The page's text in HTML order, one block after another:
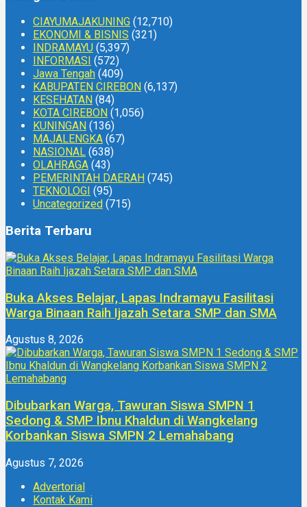
CIAYUMAJAKUNING (12,710)
EKONOMI & BISNIS (321)
INDRAMAYU (5,397)
INFORMASI (572)
Jawa Tengah (409)
KABUPATEN CIREBON (6,137)
KESEHATAN (84)
KOTA CIREBON (1,056)
KUNINGAN (136)
MAJALENGKA (67)
NASIONAL (638)
OLAHRAGA (43)
PEMERINTAH DAERAH (745)
TEKNOLOGI (95)
Uncategorized (715)
Berita Terbaru
Buka Akses Belajar, Lapas Indramayu Fasilitasi
Warga Binaan Raih Ijazah Setara SMP dan SMA
Agustus 8, 2026
Dibubarkan Warga, Tawuran Siswa SMPN 1
Sedong & SMP Ibnu Khaldun di Wangkelang
Korbankan Siswa SMPN 2 Lemahabang
Agustus 7, 2026
Advertorial
Kontak Kami